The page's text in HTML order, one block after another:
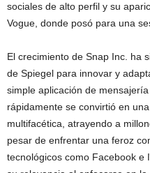
sociales de alto perfil y su
Vogue, donde posó para una
El crecimiento de Snap Inc. ha
de Spiegel para innovar y
simple aplicación de
rápidamente se convirtió en
multifacética, atrayendo a
pesar de enfrentar una feroz
tecnológicos como Facebook e